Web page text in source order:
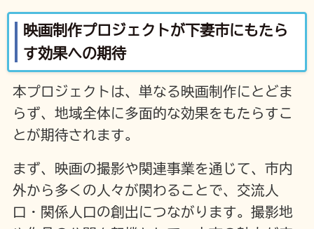
映画制作プロジェクトが下妻市にもたら
す効果への期待
本プロジェクトは、単なる映画制作にとどま
らず、地域全体に多面的な効果をもたらすこ
とが期待されます。
まず、映画の撮影や関連事業を通じて、市内
外から多くの人々が関わることで、交流人
口・関係人口の創出につながります。撮影地